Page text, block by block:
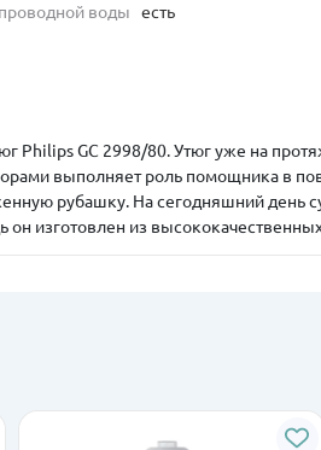
воды
есть
Philips GC 2998/80. Утюг уже на
выполняет роль помощника в
рубашку. На сегодняшний день
изготовлен из